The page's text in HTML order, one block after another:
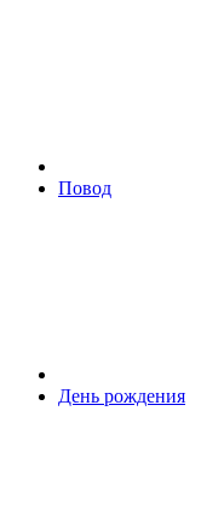
Повод
День рождения